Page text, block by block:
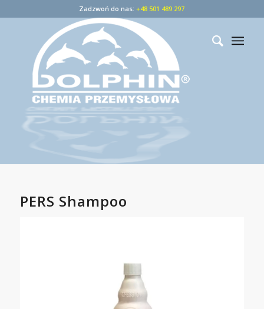
Zadzwoń do nas:+48 501 489 297
PERS Shampoo